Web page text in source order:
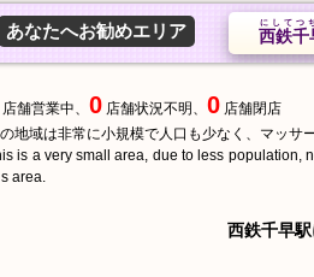
あなたへお勧めエリア 西鉄千
にしてつ
店舗営業中、 0 店舗状況不明、 0 店舗閉店
地域は非常に小規模で人口も少なく、マッサ
is a very small area, due to less population,
area.
西鉄千早駅